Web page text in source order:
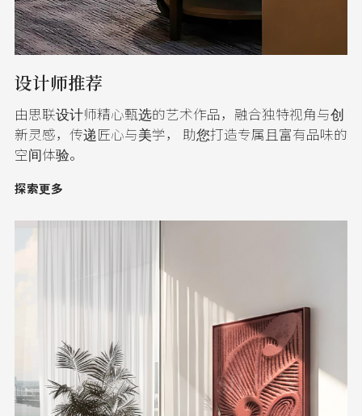
设计师推荐
由思联设计师精心甄选的艺术作品，融合独特视角与创
新灵感，传递匠心与美学， 助您打造专属且富有品味的
空间体验。
探索更多